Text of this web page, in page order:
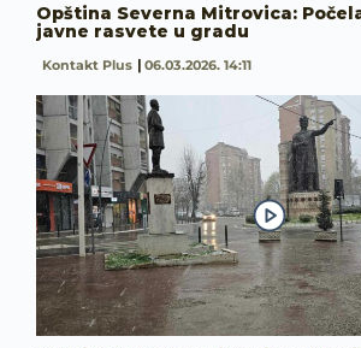
Opština Severna Mitrovica:
javne rasvete u gradu
Kontakt Plus 06.03.2026. 14:11